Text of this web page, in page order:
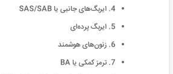
4. ایربگ‌های جانبی یا SAS/SAB
5. ایربگ پرده‌ای
6. زنون‌های هوشمند
7. ترمز کمکی یا BA